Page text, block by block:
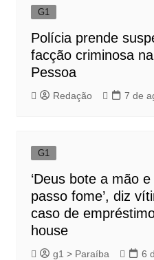
G1
Polícia prende
facção criminosa
Pessoa
Redação 7 de
G1
‘Deus bote a mão
passo fome’, diz
caso de
house
g1 > Paraíba 6